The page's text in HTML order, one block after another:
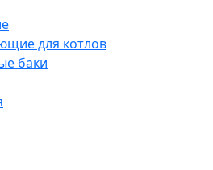
для котлов
баки